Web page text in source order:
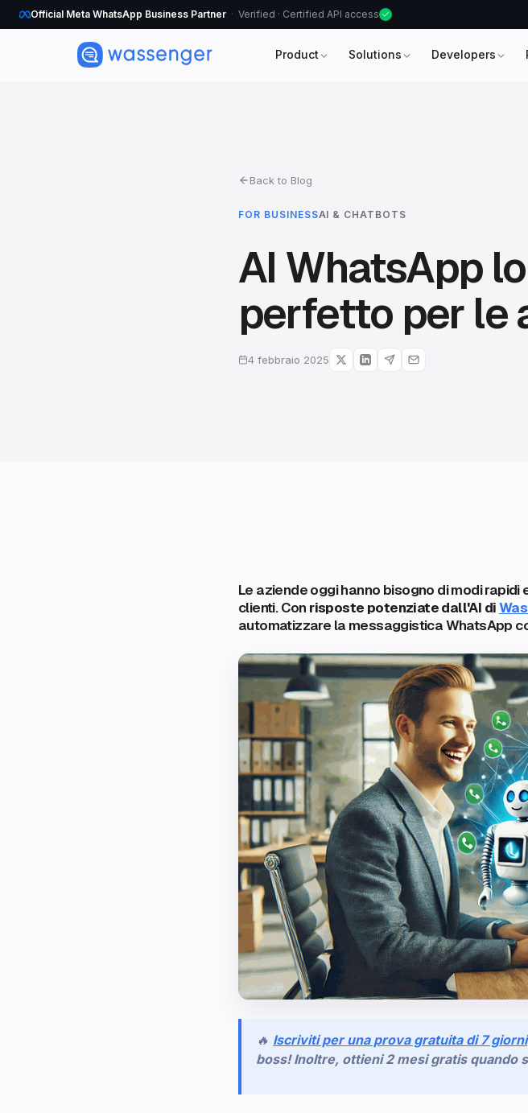
Official Meta WhatsApp Business Partner Verified · Certified API access
Product Solutions Developers
Back to Blog
FOR BUSINESSAI & CHATBOTS
AI WhatsApp
perfetto per le
4 febbraio 2025
Le aziende oggi hanno bisogno di modi
clienti. Con risposte potenziate dall'AI di
automatizzare la messaggistica WhatsApp
🔥 Iscriviti per una prova gratuita di 7 giorni
boss! Inoltre, ottieni 2 mesi gratis quando